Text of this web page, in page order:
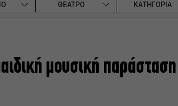
ΘΕΑΤΡΟ ΚΑΤΗΓΟΡΙΑ
μουσική παράσταση